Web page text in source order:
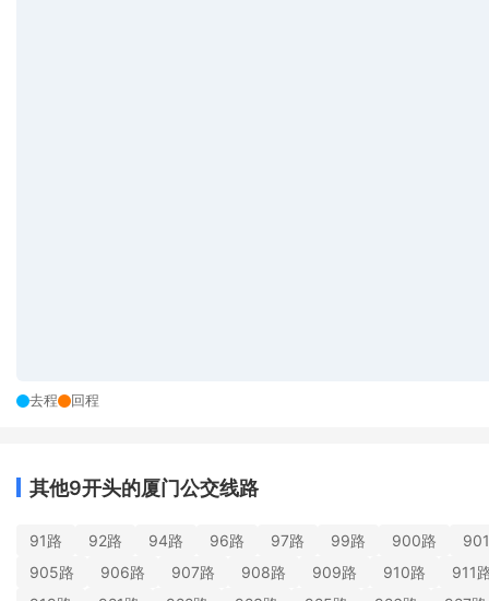
去程 回程
其他9开头的厦门公交线路
91路 92路 94路 96路 97路 99路 900路
905路
906路 907路 908路 909路 910路
911